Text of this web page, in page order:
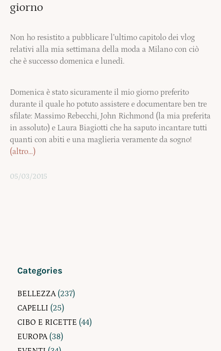
giorno
Non ho resistito a pubblicare l’ultimo capitolo dei vlog
relativi alla mia settimana della moda a Milano con ciò
che è successo domenica e lunedì.
Domenica è stato sicuramente il mio giorno preferito
durante il quale ho potuto assistere e documentare ben tre
sfilate: Massimo Rebecchi, John Richmond (la mia preferita
in assoluto) e Laura Biagiotti che ha saputo incantare tutti
quanti con abiti e una maglieria veramente da sogno!
(altro…)
05/03/2015
Categories
BELLEZZA(237)
CAPELLI (25)
CIBO E RICETTE (44)
EUROPA(38)